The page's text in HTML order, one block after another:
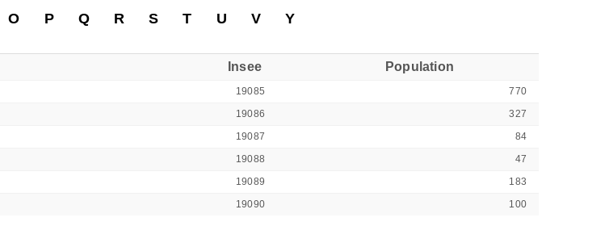
O P Q R S T U V Y
Insee Population
19085
770
19086
327
19087
84
19088
47
19089
183
19090 100